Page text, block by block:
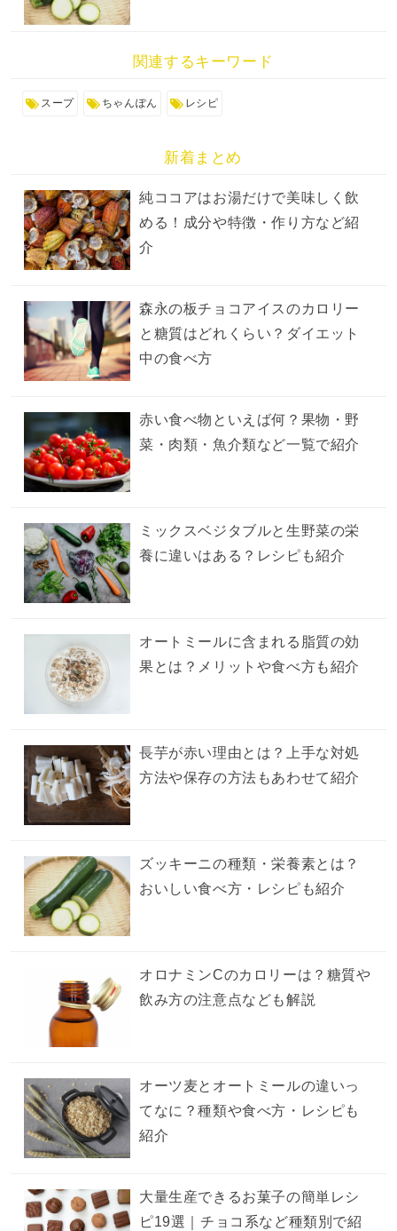
関連するキーワード
スープ ちゃんぽん レシピ
新着まとめ
純ココアはお湯だけで美味しく飲
める！成分や特徴・作り方など紹
介
森永の板チョコアイスのカロリー
と糖質はどれくらい？ダイエット
中の食べ方
赤い食べ物といえば何？果物・野
菜・肉類・魚介類など一覧で紹介
ミックスベジタブルと生野菜の栄
養に違いはある？レシピも紹介
オートミールに含まれる脂質の効
果とは？メリットや食べ方も紹介
長芋が赤い理由とは？上手な対処
方法や保存の方法もあわせて紹介
ズッキーニの種類・栄養素とは？
おいしい食べ方・レシピも紹介
オロナミンCのカロリーは？糖質や
飲み方の注意点なども解説
オーツ麦とオートミールの違いっ
てなに？種類や食べ方・レシピも
紹介
大量生産できるお菓子の簡単レシ
ピ19選｜チョコ系など種類別で紹